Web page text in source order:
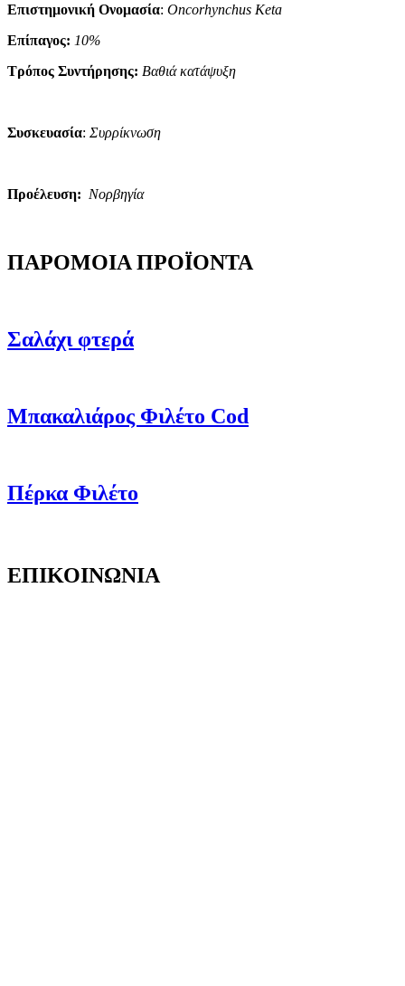
Επιστημονική Ονομασία: Oncorhynchus Keta
Επίπαγος: 10%
Τρόπος Συντήρησης: Βαθιά κατάψυξη
Συσκευασία: Συρρίκνωση
Προέλευση: Νορβηγία
ΠΑΡΟΜΟΙΑ ΠΡΟΪΟΝΤΑ
Σαλάχι φτερά
Μπακαλιάρος Φιλέτο Cod
Πέρκα Φιλέτο
ΕΠΙΚΟΙΝΩΝΙΑ